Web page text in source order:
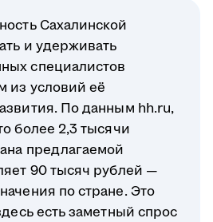
Сахалинской
и удерживать
специалистов
из условий её
По данным hh.ru,
более 2,3 тысячи
предлагаемой
90 тысяч рублей —
по стране. Это
есть заметный спрос